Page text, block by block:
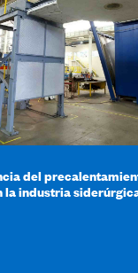
del
la industria